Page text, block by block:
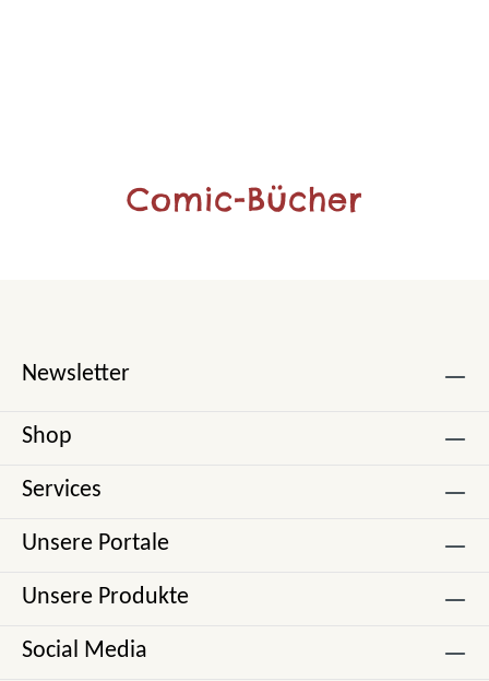
Comic-Bücher
Newsletter
Shop
Services
Unsere Portale
Unsere Produkte
Social Media